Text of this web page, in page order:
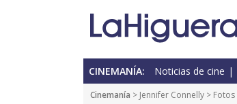
CINEMANÍA: Noticias de cine
Cinemanía > Jennifer Connelly > Fotos